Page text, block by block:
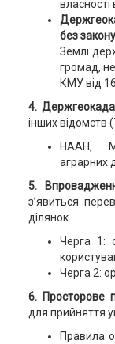
без
Землі
громад,
КМУ від
4.
інших відомств
НААН,
аграрних
5.
з’явиться
ділянок.
Черга 1:
Черга 2:
6. Просторове
для прийняття
Правила